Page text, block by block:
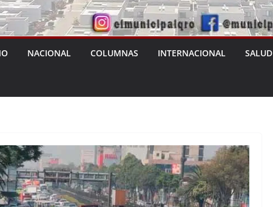
NACIONAL COLUMNAS INTERNACIONAL SALUD